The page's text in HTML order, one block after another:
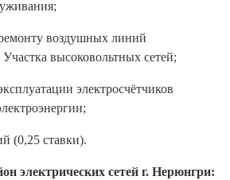
воздушных линий
высоковольтных сетей;
электросчётчиков
(0,25 ставки).
электрических сетей г. Нерюнгри: